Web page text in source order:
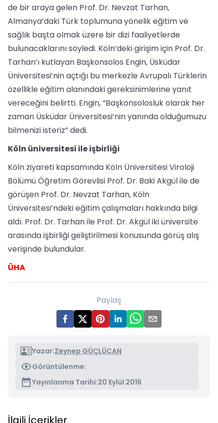
de bir araya gelen Prof. Dr. Nevzat Tarhan,
Almanya’daki Türk toplumuna yönelik eğitim ve
sağlık başta olmak üzere bir dizi faaliyetlerde
bulunacaklarını söyledi. Köln’deki girişim için Prof. Dr.
Tarhan’ı kutlayan Başkonsolos Engin, Üsküdar
Üniversitesi’nin açtığı bu merkezle Avrupalı Türklerin
özellikle eğitim alanındaki gereksinimlerine yanıt
vereceğini belirtti. Engin, “Başkonsolosluk olarak her
zaman Üsküdar Üniversitesi’nin yanında olduğumuzu
bilmenizi isteriz” dedi.
Köln üniversitesi ile işbirliği
Köln ziyareti kapsamında Köln Üniversitesi Viroloji
Bölümü Öğretim Görevlisi Prof. Dr. Baki Akgül ile de
görüşen Prof. Dr. Nevzat Tarhan, Köln
Üniversitesi’ndeki eğitim çalışmaları hakkında bilgi
aldı. Prof. Dr. Tarhan ile Prof. Dr. Akgül iki üniversite
arasında işbirliği geliştirilmesi konusunda görüş alış
verişinde bulundular.
ÜHA
Paylaş
Yazar:Zeynep GÜÇLÜCAN
Görüntülenme:
Yayınlanma Tarihi:20 Eylül 2016
İlgili İçerikler